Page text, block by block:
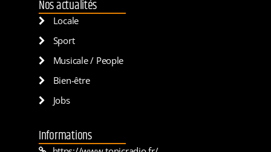
Nos actualités
Locale
Sport
Musicale / People
Bien-être
Jobs
Informations